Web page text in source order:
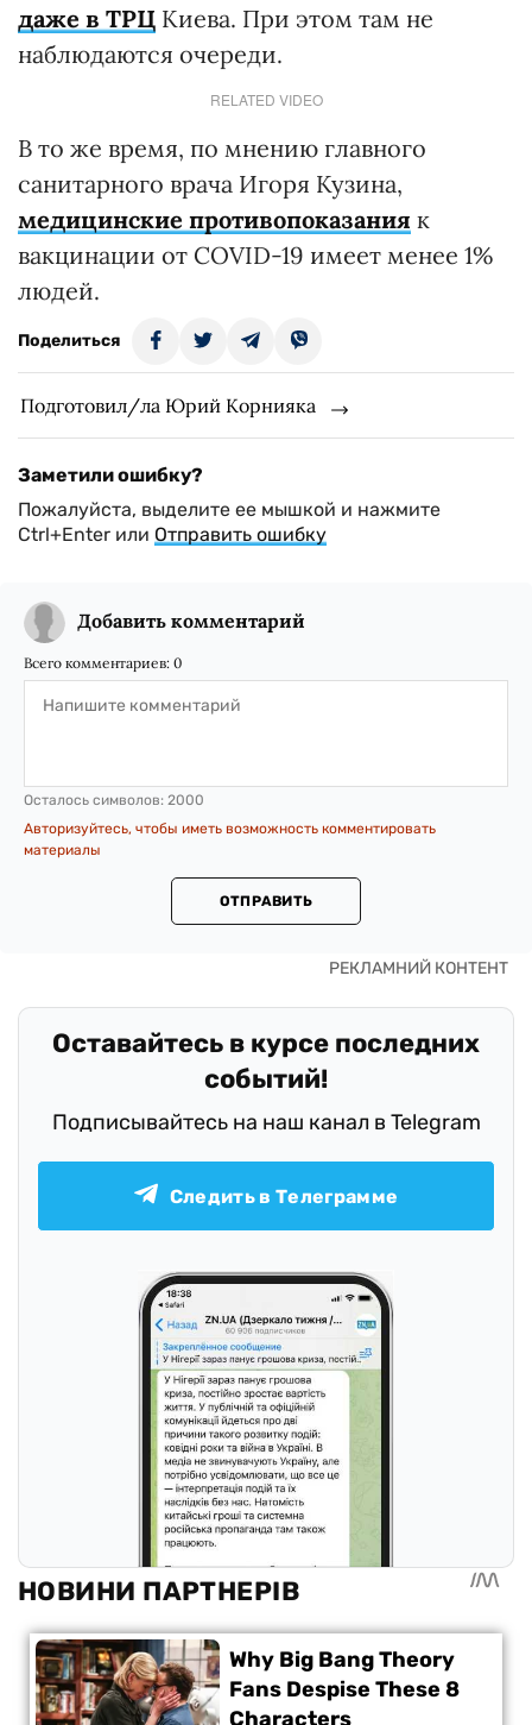
даже в ТРЦ Киева. При этом там не
наблюдаются очереди.
RELATED VIDEO
В то же время, по мнению главного
санитарного врача Игоря Кузина,
медицинские противопоказания к
вакцинации от COVID-19 имеет менее 1%
людей.
Поделиться
Подготовил/ла Юрий Корнияка
Заметили ошибку?
Пожалуйста, выделите ее мышкой и нажмите
Ctrl+Enter или Отправить ошибку
Добавить комментарий
Всего комментариев: 0
Осталось символов: 2000
Авторизуйтесь, чтобы иметь возможность комментировать
материалы
ОТПРАВИТЬ
Оставайтесь в курсе последних
событий!
Подписывайтесь на наш канал в Telegram
Следить в Телеграмме